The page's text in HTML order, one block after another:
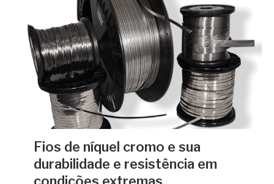
Fios de níquel cromo e sua
durabilidade e resistência em
condições extremas